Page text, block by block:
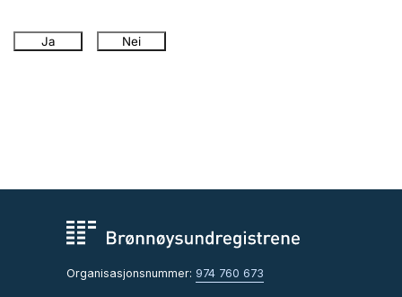
Ja Nei
Organisasjonsnummer: 974 760 673